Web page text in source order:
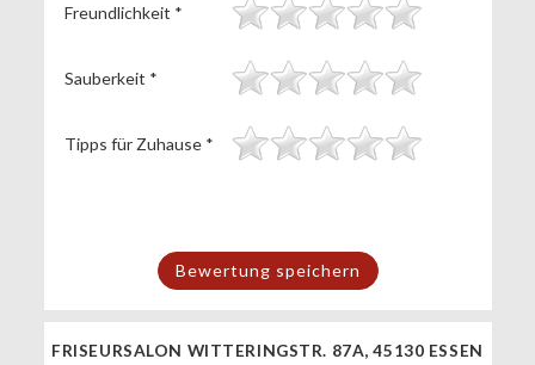
Freundlichkeit *
Sauberkeit *
Tipps für Zuhause *
FRISEURSALON WITTERINGSTR. 87A, 45130 ESSEN